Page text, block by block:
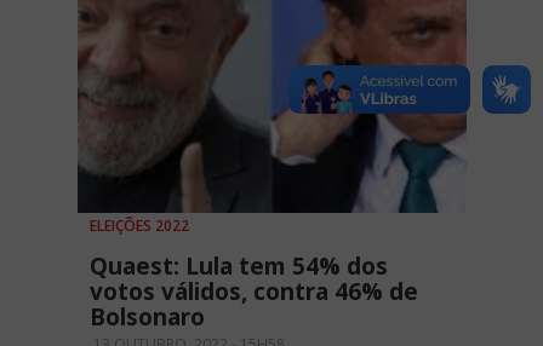
ELEIÇÕES 2022
Quaest: Lula tem 54% dos
votos válidos, contra 46% de
Bolsonaro